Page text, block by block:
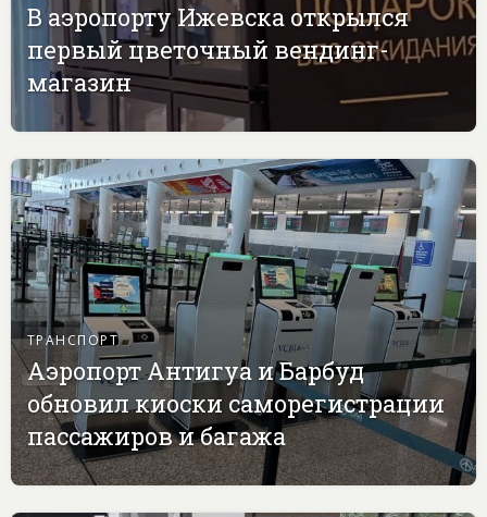
В аэропорту Ижевска открылся
первый цветочный вендинг-
магазин
ТРАНСПОРТ
Аэропорт Антигуа и Барбуд
обновил киоски саморегистрации
пассажиров и багажа